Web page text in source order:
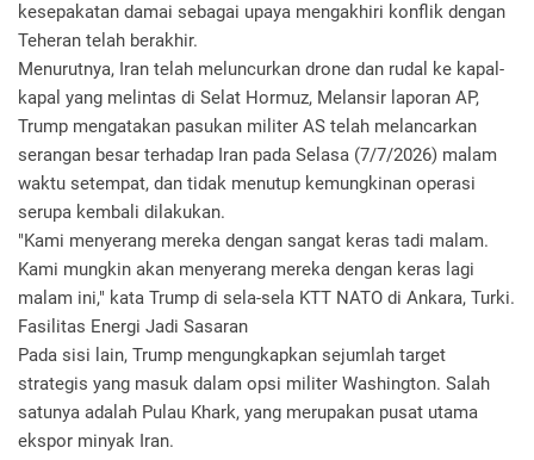
kesepakatan damai sebagai upaya mengakhiri konflik dengan
Teheran telah berakhir.
Menurutnya, Iran telah meluncurkan drone dan rudal ke kapal-
kapal yang melintas di Selat Hormuz, Melansir laporan AP,
Trump mengatakan pasukan militer AS telah melancarkan
serangan besar terhadap Iran pada Selasa (7/7/2026) malam
waktu setempat, dan tidak menutup kemungkinan operasi
serupa kembali dilakukan.
"Kami menyerang mereka dengan sangat keras tadi malam.
Kami mungkin akan menyerang mereka dengan keras lagi
malam ini," kata Trump di sela-sela KTT NATO di Ankara, Turki.
Fasilitas Energi Jadi Sasaran
Pada sisi lain, Trump mengungkapkan sejumlah target
strategis yang masuk dalam opsi militer Washington. Salah
satunya adalah Pulau Khark, yang merupakan pusat utama
ekspor minyak Iran.